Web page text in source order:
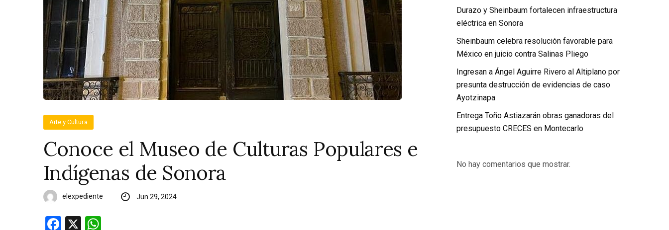
Arte y Cultura
Conoce el Museo de Culturas Populares e
Indígenas de Sonora
elexpediente Jun 29, 2024
Facebook
X
Durazo y Sheinbaum fortalecen infraestructura
eléctrica en Sonora
Sheinbaum celebra resolución favorable para
México en juicio contra Salinas Pliego
Ingresan a Ángel Aguirre Rivero al Altiplano por
presunta destrucción de evidencias de caso
Ayotzinapa
Entrega Toño Astiazarán obras ganadoras del
presupuesto CRECES en Montecarlo
No hay comentarios que mostrar.